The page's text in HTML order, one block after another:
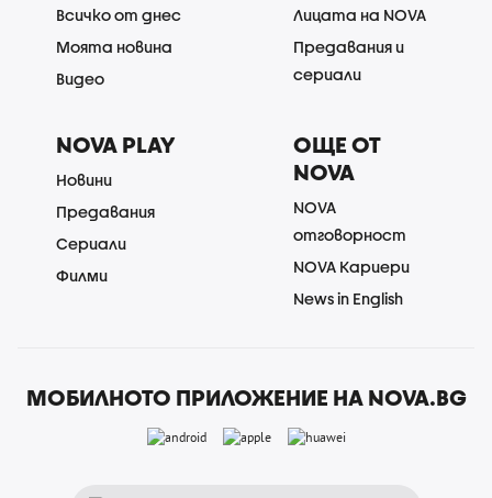
Всичко от днес
Моята новина
Видео
Лицата на NOVA
Предавания и
сериали
NOVA PLAY
Новини
Предавания
Сериали
Филми
ОЩЕ ОТ
NOVA
NOVA
отговорност
NOVA Кариери
News in English
МОБИЛНОТО ПРИЛОЖЕНИЕ НА NOVA.BG